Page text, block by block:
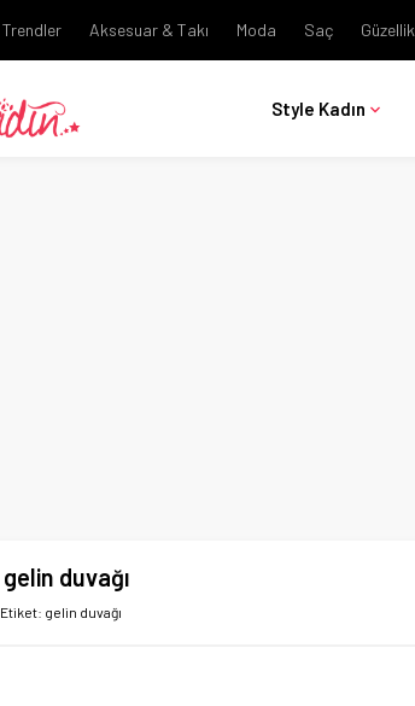
Trendler Aksesuar & Takı Moda Saç Güzellik
Style Kadın
gelin duvağı
Etiket: gelin duvağı